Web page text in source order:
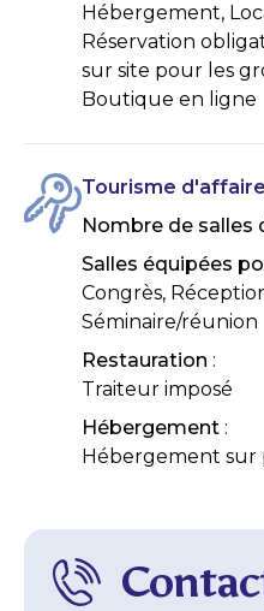
Hébergement,
Réservation
sur site pour les
Boutique en ligne
Tourisme
Nombre de salles
Salles équipées
Congrès,
Séminaire/réunion
Restauration :
Traiteur imposé
Hébergement :
Hébergement sur